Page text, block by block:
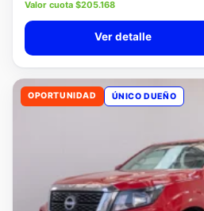
Precio lista $8.780.000
Valor cuota $205.168
OPORTUNIDAD